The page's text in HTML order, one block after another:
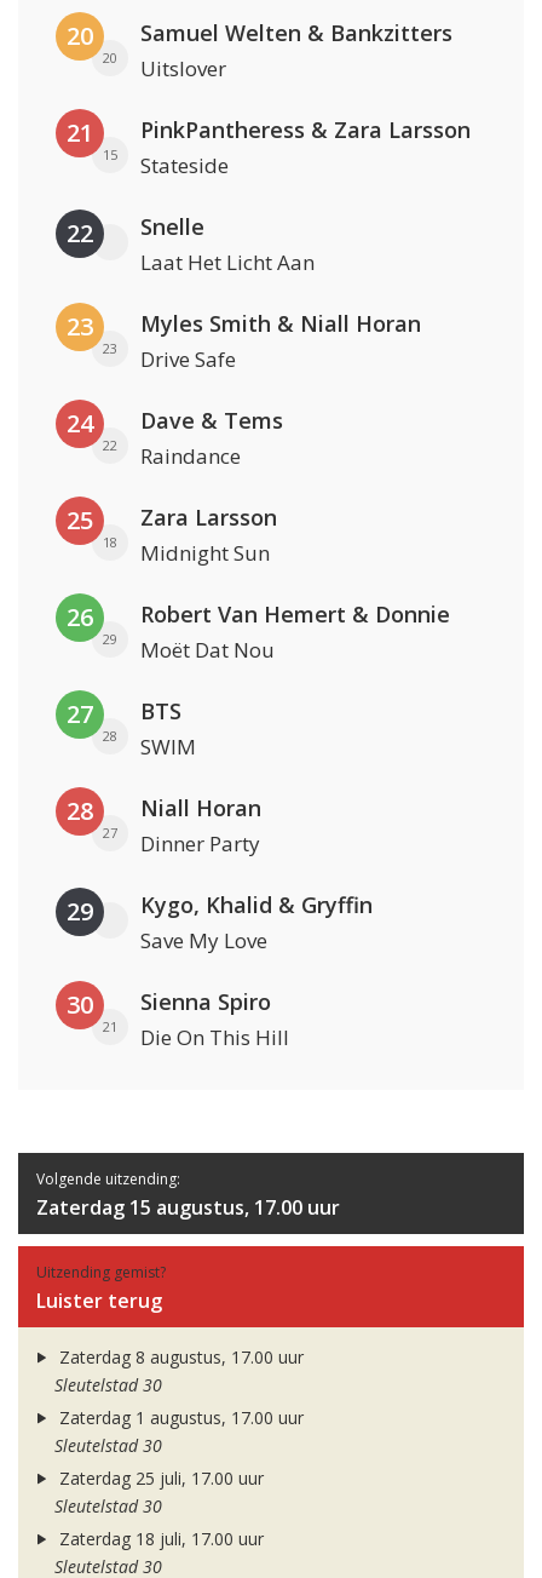
20
20
Samuel Welten & Bankzitters
Uitslover
21
15
PinkPantheress & Zara Larsson
Stateside
22 Snelle
Laat Het Licht Aan
23
23
Myles Smith & Niall Horan
Drive Safe
24
22
Dave & Tems
Raindance
25
18
Zara Larsson
Midnight Sun
26
29
Robert Van Hemert & Donnie
Moët Dat Nou
27
28
BTS
SWIM
28
27
Niall Horan
Dinner Party
29 Kygo, Khalid & Gryffin
Save My Love
30
21
Sienna Spiro
Die On This Hill
Volgende uitzending:
Zaterdag 15 augustus, 17.00 uur
Uitzending gemist?
Luister terug
Zaterdag 8 augustus, 17.00 uur
Sleutelstad 30
Zaterdag 1 augustus, 17.00 uur
Sleutelstad 30
Zaterdag 25 juli, 17.00 uur
Sleutelstad 30
Zaterdag 18 juli, 17.00 uur
Sleutelstad 30